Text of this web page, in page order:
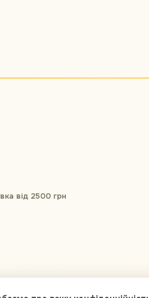
від 2500 грн